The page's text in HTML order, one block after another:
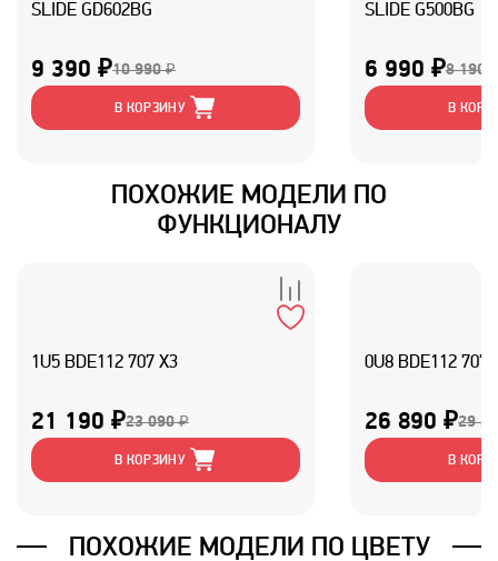
SLIDE GD602BG
9 390 ₽10 990 ₽
В КОРЗИНУ
SLIDE G500BG
6 990 ₽8 190
В
ПОХОЖИЕ МОДЕЛИ ПО
ФУНКЦИОНАЛУ
1U5 BDE112 707 X3
21 190 ₽23 090 ₽
В КОРЗИНУ
0U8 BDE112 707
26 890 ₽29
В
ПОХОЖИЕ МОДЕЛИ ПО ЦВЕТУ